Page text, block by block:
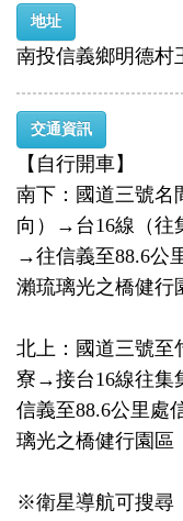
地址
南投信義鄉明德村
交通資訊
【自行開車】
南下：國道三號
向）→台16線（往
→往信義至88.6公
瀨琉璃光之橋健行
北上：國道三號
寮→接台16線往集
信義至88.6公里
璃光之橋健行園區
※衛星導航可搜尋